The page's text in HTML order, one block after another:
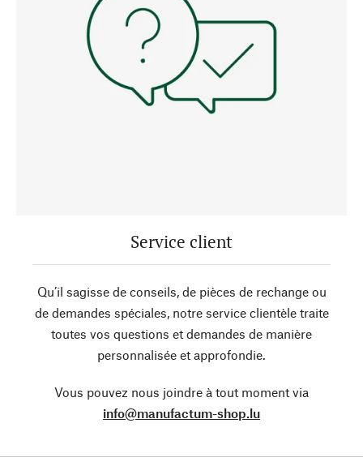
Service client
Qu’il sagisse de conseils, de pièces de rechange ou
de demandes spéciales, notre service clientèle traite
toutes vos questions et demandes de manière
personnalisée et approfondie.
Vous pouvez nous joindre à tout moment via
info@manufactum-shop.lu